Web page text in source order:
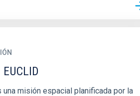
una misión espacial planificada por la